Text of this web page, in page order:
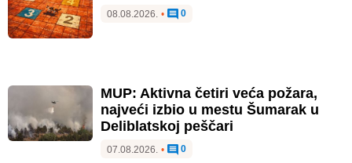
08.08.2026. • 0
MUP: Aktivna četiri veća požara,
najveći izbio u mestu Šumarak u
Deliblatskoj peščari
07.08.2026. • 0